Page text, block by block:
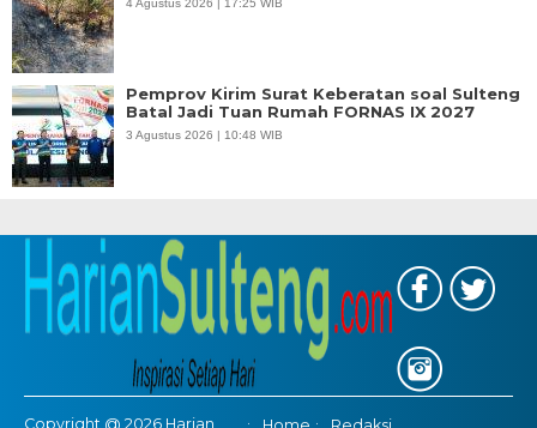
4 Agustus 2026 | 17:25 WIB
Pemprov Kirim Surat Keberatan soal Sulteng
Batal Jadi Tuan Rumah FORNAS IX 2027
3 Agustus 2026 | 10:48 WIB
Copyright @ 2026 Harian